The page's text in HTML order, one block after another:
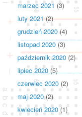
marzec 2021 (3)
luty 2021(2)
grudzień 2020(4)
listopad 2020 (3)
październik 2020 (2)
lipiec 2020 (5)
czerwiec 2020 (2)
maj 2020(2)
kwiecień 2020(1)